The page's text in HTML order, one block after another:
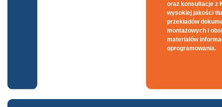
oraz konsultacje z
wysokiej jakości
przekładów
montażowych i
materiałów
oprogramowania.